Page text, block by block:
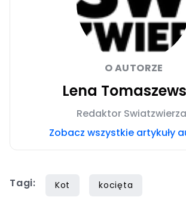
O AUTORZE
Lena
Redaktor
Zobacz wszystkie artykuły
Tagi: Kot kocięta